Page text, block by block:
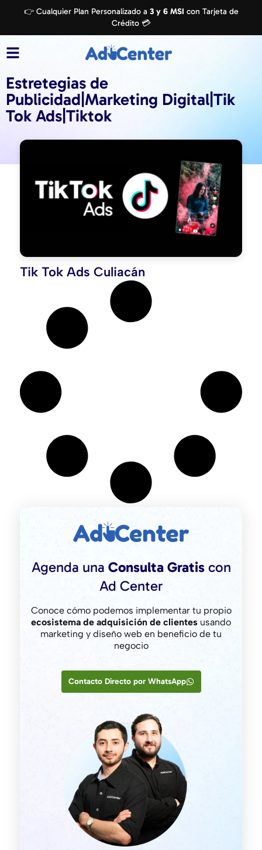
👉 Cualquier Plan Personalizado a 3 y 6 MSI con Tarjeta de
Crédito 💳
Estretegias de
Publicidad|Marketing Digital|Tik
Tok Ads|Tiktok
Tik Tok Ads Culiacán
Agenda una Consulta Gratiscon
Ad Center
Conoce cómo podemos implementar tu propio
ecosistema de adquisición de clientes usando
marketing y diseño web en beneficio de tu
negocio
Contacto Directo por WhatsApp